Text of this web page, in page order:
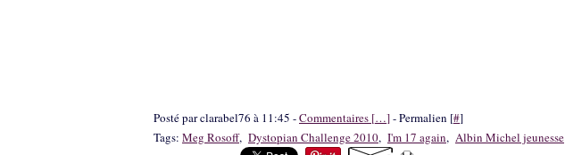
Posté par clarabel76 à 11:45 -Commentaires […]- Permalien [#]
Tags: Meg Rosoff, Dystopian Challenge 2010, I'm 17 again, Albin Michel jeunesse